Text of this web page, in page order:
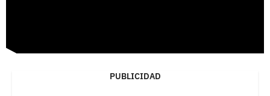
PUBLICIDAD